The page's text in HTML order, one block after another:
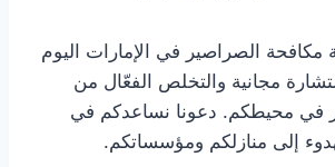
الصراصير في الإمارات اليوم
مجانية والتخلص الفعّال من
في محيطكم. دعونا نساعدكم في
إلى منازلكم ومؤسساتكم.